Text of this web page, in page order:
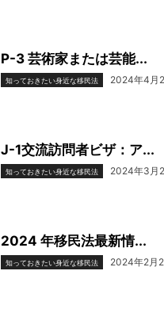
P-3 芸術家または芸能...
知っておきたい身近な移民法 2024年4月
J-1交流訪問者ビザ：ア...
知っておきたい身近な移民法 2024年3月
2024 年移民法最新情...
知っておきたい身近な移民法 2024年2月